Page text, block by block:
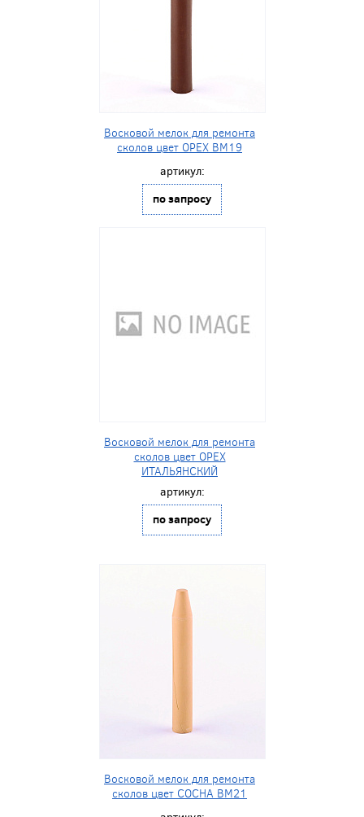
Восковой мелок для ремонта
сколов цвет ОРЕХ BM19
артикул:
по запросу
Восковой мелок для ремонта
сколов цвет ОРЕХ
ИТАЛЬЯНСКИЙ
артикул:
по запросу
Восковой мелок для ремонта
сколов цвет СОСНА BM21